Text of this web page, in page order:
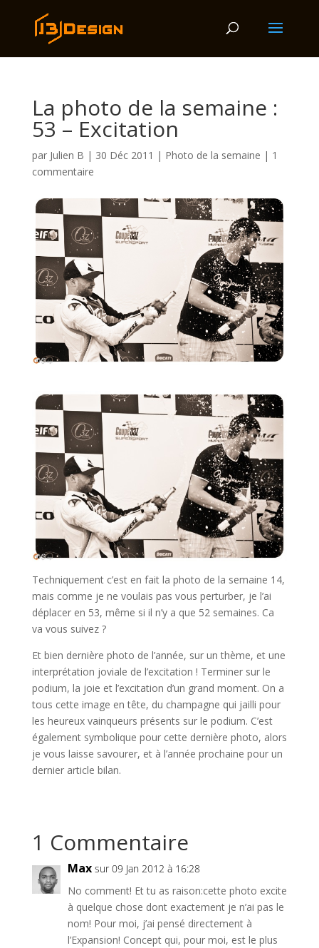
La photo de la semaine :
53 – Excitation
par Julien B | 30 Déc 2011 | Photo de la semaine | 1
commentaire
Techniquement c’est en fait la photo de la semaine 14,
mais comme je ne voulais pas vous perturber, je l’ai
déplacer en 53, même si il n’y a que 52 semaines. Ca
va vous suivez ?
Et bien dernière photo de l’année, sur un thème, et une
interprétation joviale de l’excitation ! Terminer sur le
podium, la joie et l’excitation d’un grand moment. On a
tous cette image en tête, du champagne qui jailli pour
les heureux vainqueurs présents sur le podium. C’est
également symbolique pour cette dernière photo, alors
je vous laisse savourer, et à l’année prochaine pour un
dernier article bilan.
1 Commentaire
Max sur 09 Jan 2012 à 16:28
No comment! Et tu as raison:cette photo excite
à quelque chose dont exactement je n’ai pas le
nom! Pour moi, j’ai pensé directement à
l’Expansion! Concept qui, pour moi, est le plus